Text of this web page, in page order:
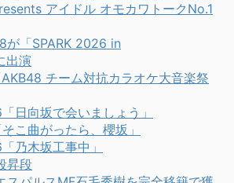
アイドル オモカワトークNo.1
が「SPARK 2026 in
出演
チーム対抗カラオケ大音楽祭
日向坂で会いましょう」
こ曲がったら、櫻坂」
乃木坂工事中」
昇段